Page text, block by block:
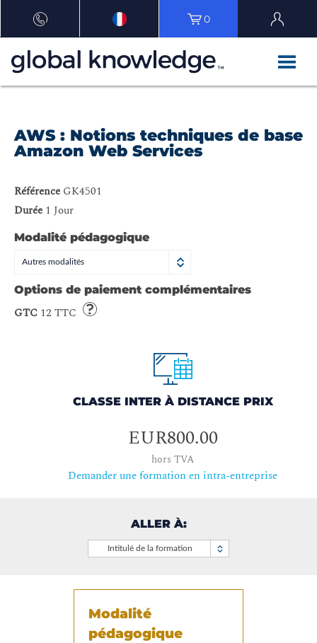
0
AWS : Notions techniques de base
Amazon Web Services
Référence GK4501
Durée 1 Jour
Modalité pédagogique
Autres modalités
Options de paiement complémentaires
GTC 12 TTC
CLASSE INTER À DISTANCE PRIX
EUR800.00
hors TVA
Demander une formation en intra-entreprise
ALLER À:
Intitulé de la formation
Modalité
pédagogique